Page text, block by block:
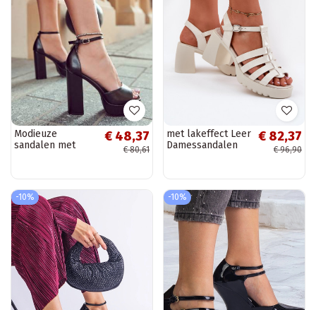
Modieuze
sandalen met
€ 48,37
€ 80,61
met lakeffect Leer
Damessandalen
€ 82,37
€ 96,90
-10% -10%